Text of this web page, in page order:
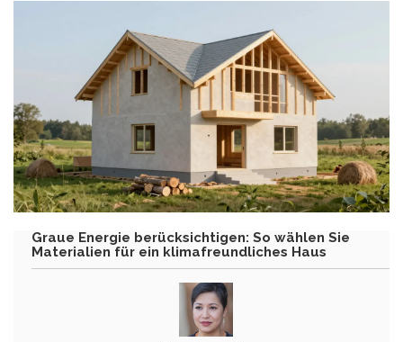
Graue Energie berücksichtigen: So wählen Sie
Materialien für ein klimafreundliches Haus